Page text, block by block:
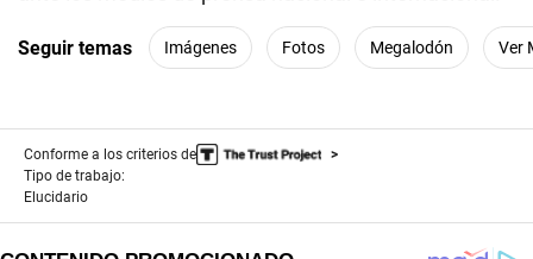
Seguir temas Imágenes Fotos Megalodón Ver
Conforme a los criterios de
Tipo de trabajo:
Elucidario